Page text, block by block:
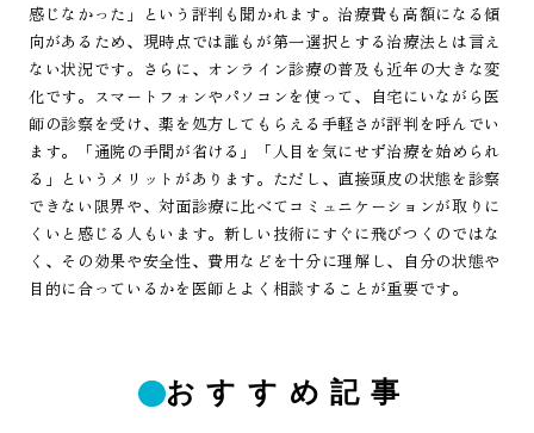
感じなかった」という評判も聞かれます。治療費も高額になる傾
向があるため、現時点では誰もが第一選択とする治療法とは言え
ない状況です。さらに、オンライン診療の普及も近年の大きな変
化です。スマートフォンやパソコンを使って、自宅にいながら医
師の診察を受け、薬を処方してもらえる手軽さが評判を呼んでい
ます。「通院の手間が省ける」「人目を気にせず治療を始められ
る」というメリットがあります。ただし、直接頭皮の状態を診察
できない限界や、対面診療に比べてコミュニケーションが取りに
くいと感じる人もいます。新しい技術にすぐに飛びつくのではな
く、その効果や安全性、費用などを十分に理解し、自分の状態や
目的に合っているかを医師とよく相談することが重要です。
おすすめ記事